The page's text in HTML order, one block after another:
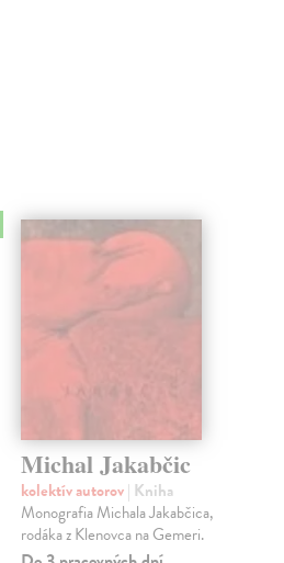
Michal Jakabčic
kolektív autorov| Kniha
Monografia Michala Jakabčica,
rodáka z Klenovca na Gemeri.